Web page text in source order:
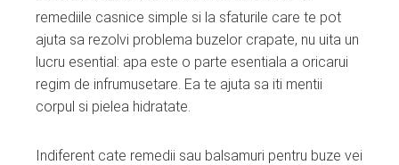
remediile casnice simple si la sfaturile care te pot
ajuta sa rezolvi problema buzelor crapate, nu uita un
lucru esential: apa este o parte esentiala a oricarui
regim de infrumusetare. Ea te ajuta sa iti mentii
corpul si pielea hidratate.
Indiferent cate remedii sau balsamuri pentru buze vei